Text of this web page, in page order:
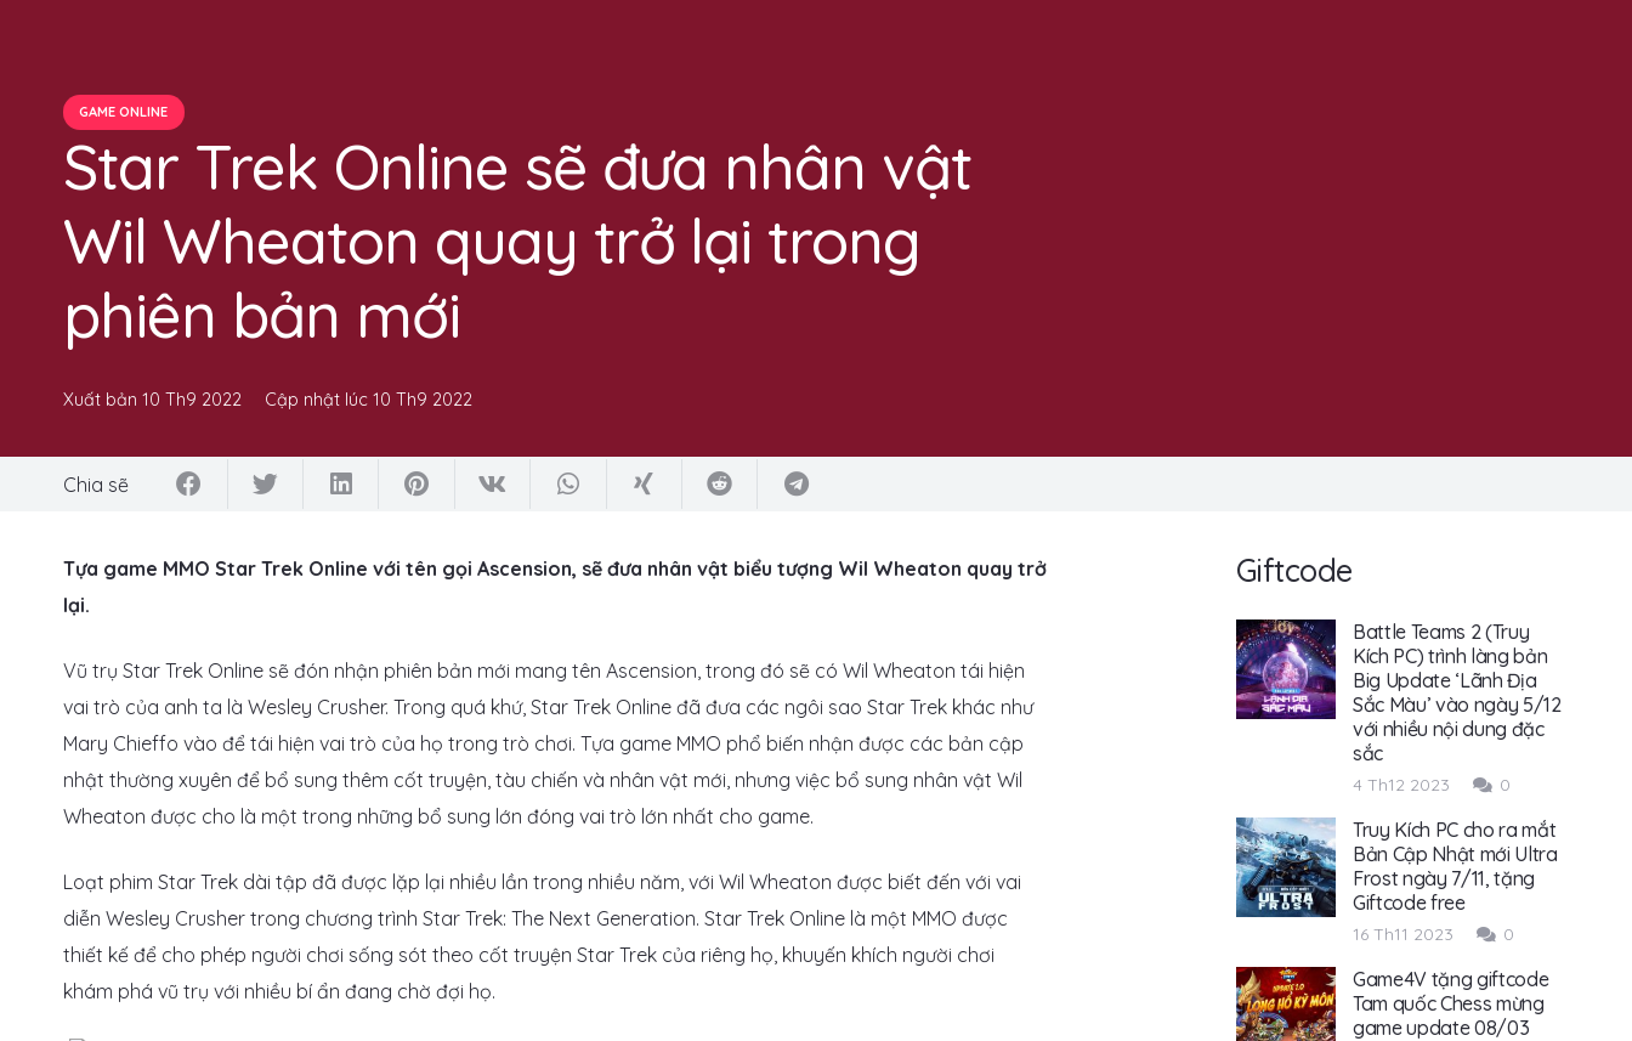
GAME ONLINE
Star Trek Online sẽ đưa nhân vật
Wil Wheaton quay trở lại trong
phiên bản mới
Xuất bản 10 Th9 2022 Cập nhật lúc10 Th9 2022
Chia sẽ
Tựa game MMO Star Trek Online với tên gọi Ascension, sẽ đưa nhân vật biểu tượng Wil Wheaton quay trở
lại.
Vũ trụ Star Trek Online sẽ đón nhận phiên bản mới mang tên Ascension, trong đó sẽ có Wil Wheaton tái hiện
vai trò của anh ta là Wesley Crusher. Trong quá khứ, Star Trek Online đã đưa các ngôi sao Star Trek khác như
Mary Chieffo vào để tái hiện vai trò của họ trong trò chơi. Tựa game MMO phổ biến nhận được các bản cập
nhật thường xuyên để bổ sung thêm cốt truyện, tàu chiến và nhân vật mới, nhưng việc bổ sung nhân vật Wil
Wheaton được cho là một trong những bổ sung lớn đóng vai trò lớn nhất cho game.
Loạt phim Star Trek dài tập đã được lặp lại nhiều lần trong nhiều năm, với Wil Wheaton được biết đến với vai
diễn Wesley Crusher trong chương trình Star Trek: The Next Generation. Star Trek Online là một MMO được
thiết kế để cho phép người chơi sống sót theo cốt truyện Star Trek của riêng họ, khuyến khích người chơi
khám phá vũ trụ với nhiều bí ẩn đang chờ đợi họ.
Giftcode
Battle Teams 2 (Truy
Kích PC) trình làng bản
Big Update ‘Lãnh Địa
Sắc Màu’ vào ngày 5/12
với nhiều nội dung đặc
sắc
4 Th12 2023 0
Truy Kích PC cho ra mắt
Bản Cập Nhật mới Ultra
Frost ngày 7/11, tặng
Giftcode free
16 Th11 2023 0
Game4V tặng giftcode
Tam quốc Chess mừng
game update 08/03